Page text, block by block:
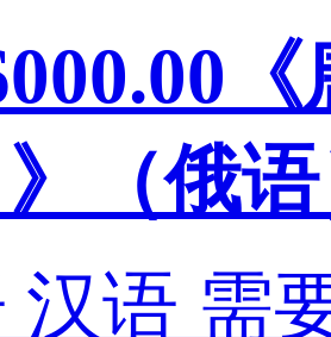
（俄
汉语 需